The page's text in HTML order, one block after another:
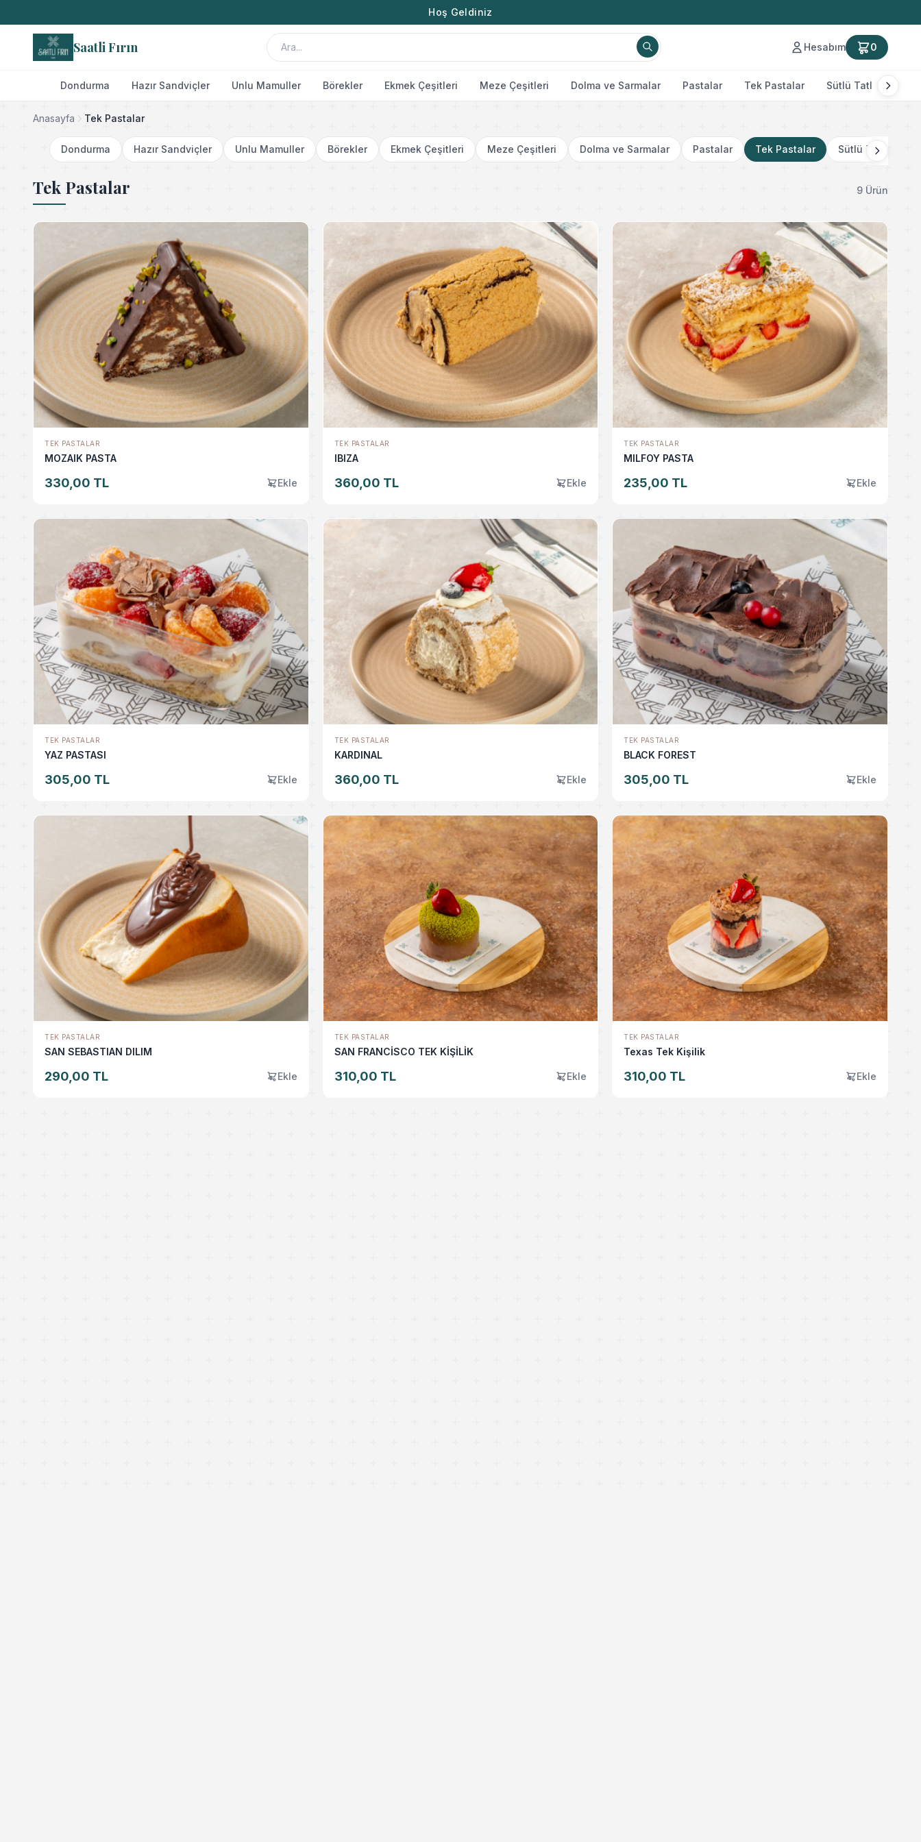
Hoş Geldiniz
Saatli Fırın Hesabım 0
Dondurma Hazır Sandviçler Unlu Mamuller Börekler Ekmek Çeşitleri Meze Çeşitleri Dolma ve Sarmalar Pastalar Tek Pastalar Sütlü Tatlılar
Anasayfa Tek Pastalar
Dondurma Hazır Sandviçler Unlu Mamuller Börekler Ekmek Çeşitleri Meze Çeşitleri Dolma ve Sarmalar Pastalar Tek Pastalar Sütlü Tatlılar
Tek Pastalar 9 Ürün
TEK PASTALAR
MOZAIK PASTA
330,00 TL Ekle
TEK PASTALAR
IBIZA
360,00 TL Ekle
TEK PASTALAR
MILFOY PASTA
235,00 TL Ekle
TEK PASTALAR
YAZ PASTASI
305,00 TL Ekle
TEK PASTALAR
KARDINAL
360,00 TL Ekle
TEK PASTALAR
BLACK FOREST
305,00 TL Ekle
TEK PASTALAR
SAN SEBASTIAN DILIM
290,00 TL Ekle
TEK PASTALAR
SAN FRANCİSCO TEK KİŞİLİK
310,00 TL Ekle
TEK PASTALAR
Texas Tek Kişilik
310,00 TL Ekle